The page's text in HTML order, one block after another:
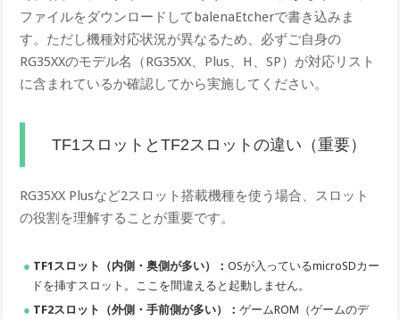
ファイルをダウンロードしてbalenaEtcherで書き込みま
す。ただし機種対応状況が異なるため、必ずご自身の
RG35XXのモデル名（RG35XX、Plus、H、SP）が対応リスト
に含まれているか確認してから実施してください。
TF1スロットとTF2スロットの違い（重要）
RG35XX Plusなど2スロット搭載機種を使う場合、スロット
の役割を理解することが重要です。
TF1スロット（内側・奥側が多い）：OSが入っているmicroSDカー
ドを挿すスロット。ここを間違えると起動しません。
TF2スロット（外側・手前側が多い）：ゲームROM（ゲームのデ